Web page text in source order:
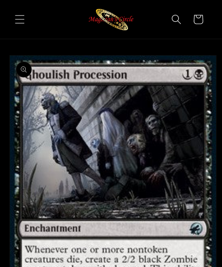
ai contenuti
Carrello
Passa alle
informazioni
sul prodotto